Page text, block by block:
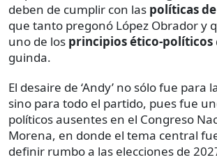
deben de cumplir con las políticas
que tanto pregonó López Obrador y
uno de los principios ético-políticos
guinda.
El desaire de ‘Andy’ no sólo fue para
sino para todo el partido, pues fue
políticos ausentes en el Congreso
Morena, en donde el tema central
definir rumbo a las elecciones de